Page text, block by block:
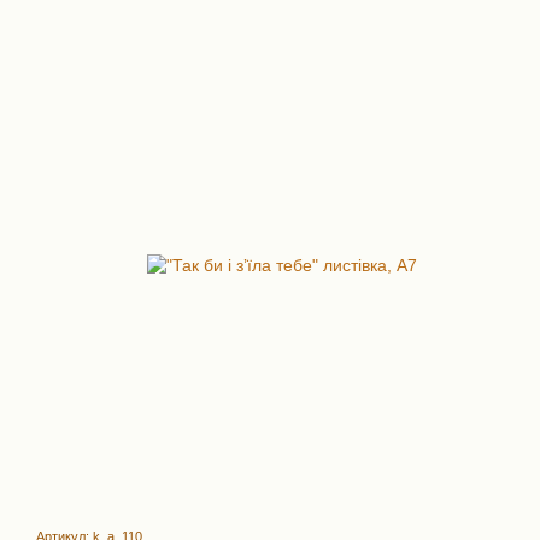
Артикул: k_a_110